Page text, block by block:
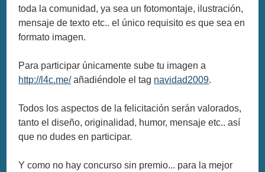
toda la comunidad, ya sea un fotomontaje, ilustración,
mensaje de texto etc.. el único requisito es que sea en
formato imagen.
Para participar únicamente sube tu imagen a
http://l4c.me/añadiéndole el tag navidad2009.
Todos los aspectos de la felicitación serán valorados,
tanto el diseño, originalidad, humor, mensaje etc.. así
que no dudes en participar.
Y como no hay concurso sin premio... para la mejor